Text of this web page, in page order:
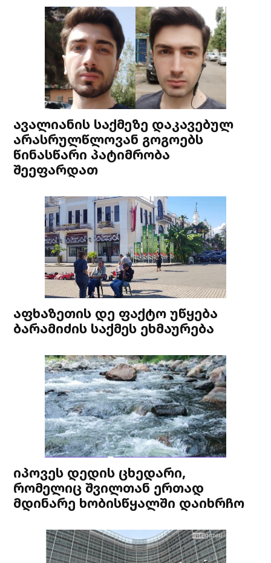
ავალიანის საქმეზე დაკავებულ
არასრულწლოვან გოგოებს
წინასწარი პატიმრობა
შეეფარდათ
აფხაზეთის დე ფაქტო უწყება
ბარამიძის საქმეს ეხმაურება
იპოვეს დედის ცხედარი,
რომელიც შვილთან ერთად
მდინარე ხობისწყალში დაიხრჩო